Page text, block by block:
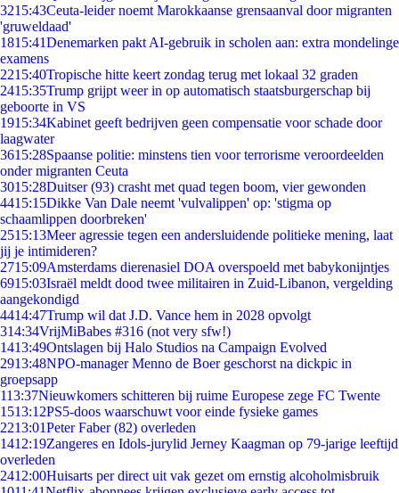
3215:43Ceuta-leider noemt Marokkaanse grensaanval door migranten
'gruweldaad'
1815:41Denemarken pakt AI-gebruik in scholen aan: extra mondelinge
examens
2215:40Tropische hitte keert zondag terug met lokaal 32 graden
2415:35Trump grijpt weer in op automatisch staatsburgerschap bij
geboorte in VS
1915:34Kabinet geeft bedrijven geen compensatie voor schade door
laagwater
3615:28Spaanse politie: minstens tien voor terrorisme veroordeelden
onder migranten Ceuta
3015:28Duitser (93) crasht met quad tegen boom, vier gewonden
4415:15Dikke Van Dale neemt 'vulvalippen' op: 'stigma op
schaamlippen doorbreken'
2515:13Meer agressie tegen een andersluidende politieke mening, laat
jij je intimideren?
2715:09Amsterdams dierenasiel DOA overspoeld met babykonijntjes
6915:03Israël meldt dood twee militairen in Zuid-Libanon, vergelding
aangekondigd
4414:47Trump wil dat J.D. Vance hem in 2028 opvolgt
314:34VrijMiBabes #316 (not very sfw!)
1413:49Ontslagen bij Halo Studios na Campaign Evolved
2913:48NPO-manager Menno de Boer geschorst na dickpic in
groepsapp
113:37Nieuwkomers schitteren bij ruime Europese zege FC Twente
1513:12PS5-doos waarschuwt voor einde fysieke games
2213:01Peter Faber (82) overleden
1412:19Zangeres en Idols-jurylid Jerney Kaagman op 79-jarige leeftijd
overleden
2412:00Huisarts per direct uit vak gezet om ernstig alcoholmisbruik